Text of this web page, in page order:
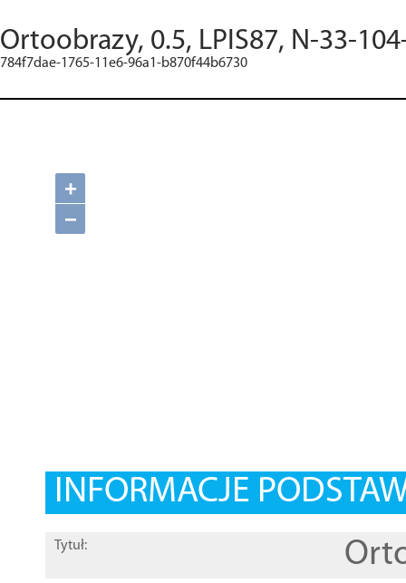
Ortoobrazy, 0.5, LPIS87, N-33-
784f7dae-1765-11e6-96a1-b870f44b6730
+
−
INFORMACJE
Tytuł: